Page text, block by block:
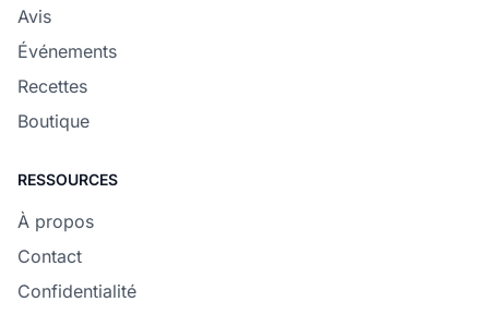
Avis
Événements
Recettes
Boutique
RESSOURCES
À propos
Contact
Confidentialité